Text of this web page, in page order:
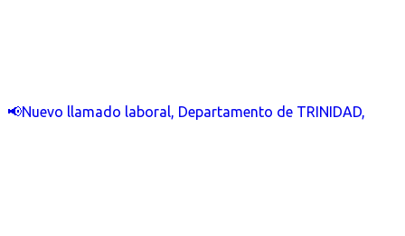
📢Nuevo llamado laboral, Departamento de TRINIDAD,